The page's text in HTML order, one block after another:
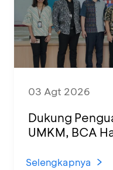
03 Agt 2026
Dukung
UMKM, BCA
di KCU Tanjung
Selengkapnya